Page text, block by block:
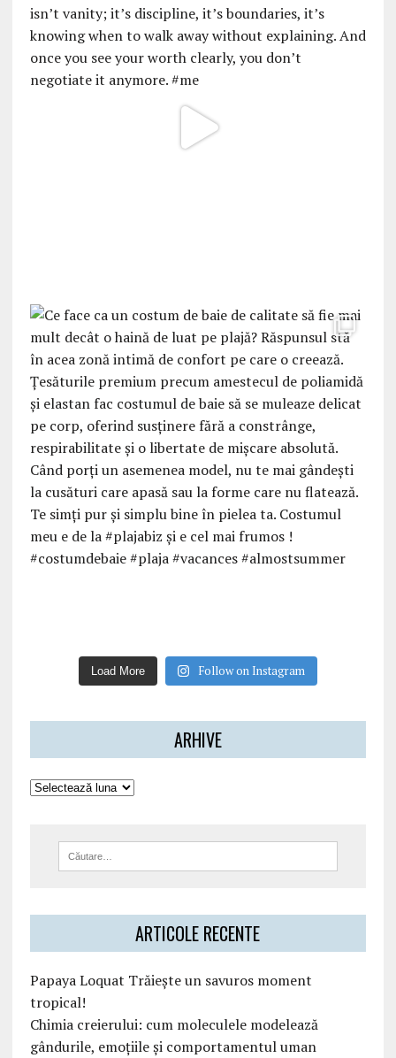
Load More Follow on Instagram
ARHIVE
ARTICOLE RECENTE
Papaya Loquat Trăiește un savuros moment
tropical!
Chimia creierului: cum moleculele modelează
gândurile, emoțiile și comportamentul uman